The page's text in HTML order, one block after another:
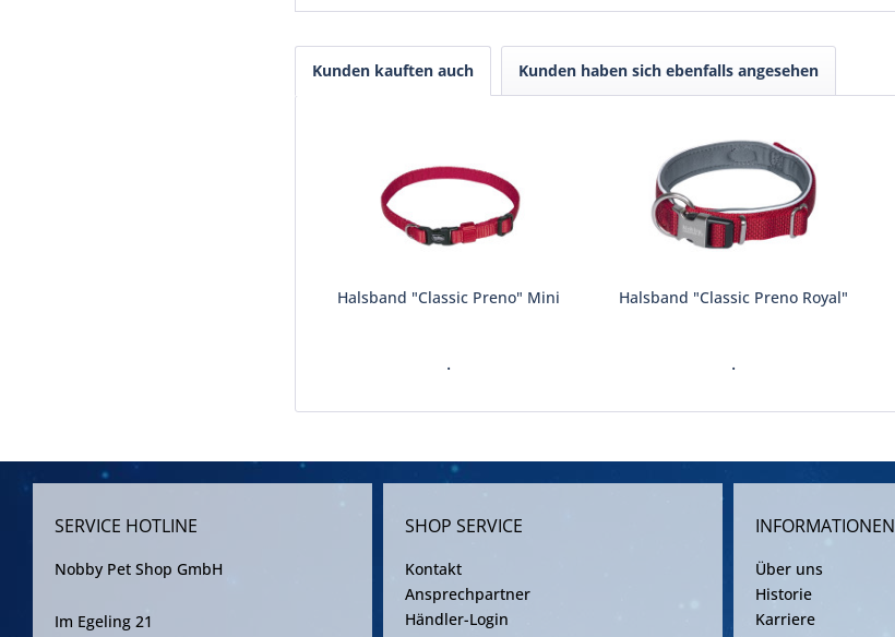
Kunden kauften auch Kunden haben sich ebenfalls angesehen
Halsband "Classic Preno" Mini
.
Halsband "Classic Preno Royal"
.
SERVICE HOTLINE
Nobby Pet Shop GmbH
Im Egeling 21
SHOP SERVICE
Kontakt
Ansprechpartner
Händler-Login
INFORMATIONEN
Über uns
Historie
Karriere